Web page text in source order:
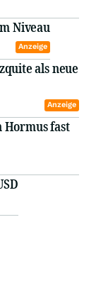
Niveau
Anzeige
als neue
Anzeige
Hormus fast